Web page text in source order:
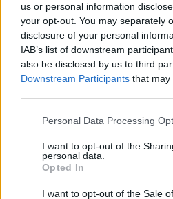
us or personal information
your opt-out. You may separately
disclosure of your personal
IAB’s list of downstream
also be disclosed by us to third
Downstream Participants that may
Please note that this website/app
not limited to your visit or usage
grant or deny consent to Google
use your data for below specified
consent section.
Personal Data Processing
I want to opt-out of the
personal data.
Opted In
I want to opt-out of the Sale